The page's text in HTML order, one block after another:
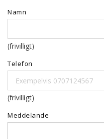
Namn
(frivilligt)
Telefon
(frivilligt)
Meddelande